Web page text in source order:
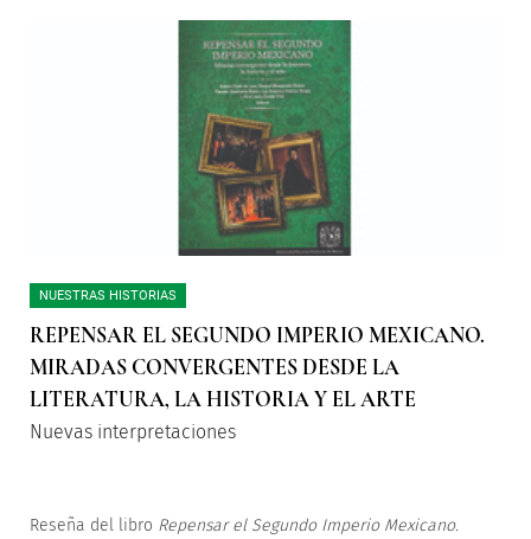
NUESTRAS HISTORIAS
REPENSAR EL SEGUNDO IMPERIO MEXICANO.
MIRADAS CONVERGENTES DESDE LA
LITERATURA, LA HISTORIA Y EL ARTE
Nuevas interpretaciones
Reseña del libro Repensar el Segundo Imperio Mexicano.